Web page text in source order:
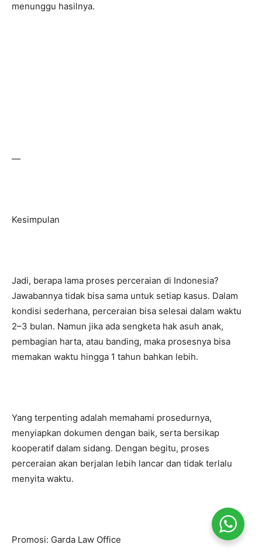
menunggu hasilnya.
—
Kesimpulan
Jadi, berapa lama proses perceraian di Indonesia?
Jawabannya tidak bisa sama untuk setiap kasus. Dalam
kondisi sederhana, perceraian bisa selesai dalam waktu
2–3 bulan. Namun jika ada sengketa hak asuh anak,
pembagian harta, atau banding, maka prosesnya bisa
memakan waktu hingga 1 tahun bahkan lebih.
Yang terpenting adalah memahami prosedurnya,
menyiapkan dokumen dengan baik, serta bersikap
kooperatif dalam sidang. Dengan begitu, proses
perceraian akan berjalan lebih lancar dan tidak terlalu
menyita waktu.
Promosi: Garda Law Office